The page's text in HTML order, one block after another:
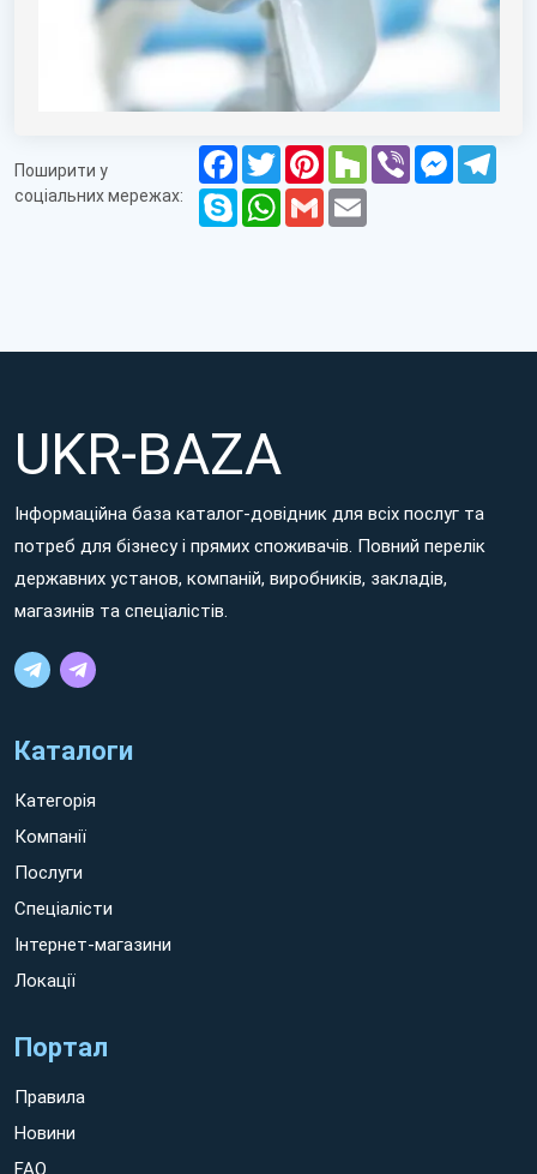
Поширити у
соціальних мережах:
FacebookTwitterPinterest
HouzzViber
Skype WhatsApp
Gmail
UKR-BAZA
Інформаційна база каталог-довідник для всіх послуг та
потреб для бізнесу і прямих споживачів. Повний перелік
державних установ, компаній, виробників, закладів,
магазинів та спеціалістів.
Каталоги
Категорія
Компанії
Послуги
Спеціалісти
Інтернет-магазини
Локації
Портал
Правила
Новини
FAQ